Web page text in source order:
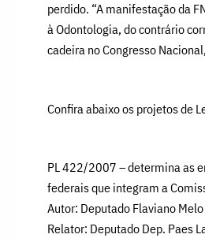
perdido. “A manifestação da
à Odontologia, do contrário
cadeira no Congresso
Confira abaixo os projetos de
PL 422/2007 – determina as
federais que integram a
Autor: Deputado Flaviano
Relator: Deputado Dep. Paes